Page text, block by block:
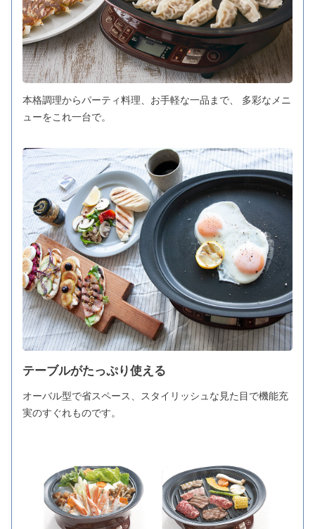
本格調理からパーティ料理、お手軽な一品まで、 多彩なメニ
ューをこれ一台で。
テーブルがたっぷり使える
オーバル型で省スペース、スタイリッシュな見た目で機能充
実のすぐれものです。